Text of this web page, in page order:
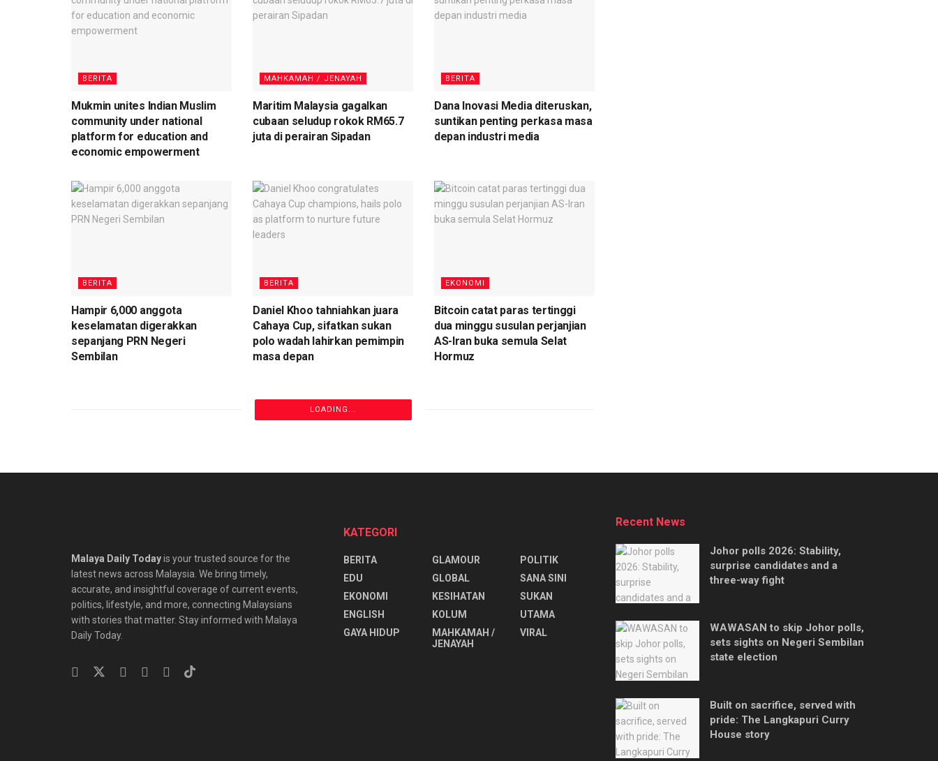
BERITA
Mukmin unites Indian Muslim
community under national
platform for education and
economic empowerment
MAHKAMAH / JENAYAH
Maritim Malaysia gagalkan
cubaan seludup rokok RM65.7
juta di perairan Sipadan
BERITA
Dana Inovasi Media diteruskan,
suntikan penting perkasa masa
depan industri media
BERITA
Hampir 6,000 anggota
keselamatan digerakkan
sepanjang PRN Negeri
Sembilan
BERITA
Daniel Khoo tahniahkan juara
Cahaya Cup, sifatkan sukan
polo wadah lahirkan pemimpin
masa depan
EKONOMI
Bitcoin catat paras tertinggi
dua minggu susulan perjanjian
AS-Iran buka semula Selat
Hormuz
LOADING...
Malaya Daily Todayis your trusted source for the
latest news across Malaysia. We bring timely,
accurate, and insightful coverage of current events,
politics, lifestyle, and more, connecting Malaysians
with stories that matter. Stay informed with Malaya
Daily Today.
KATEGORI
BERITA
EDU
EKONOMI
ENGLISH
⁠GAYA HIDUP
GLAMOUR
GLOBAL
KESIHATAN
KOLUM
MAHKAMAH /
JENAYAH
POLITIK
SANA SINI
SUKAN
UTAMA
VIRAL
Recent News
Johor polls 2026: Stability,
surprise candidates and a
three-way fight
WAWASAN to skip Johor polls,
sets sights on Negeri Sembilan
state election
Built on sacrifice, served with
pride: The Langkapuri Curry
House story